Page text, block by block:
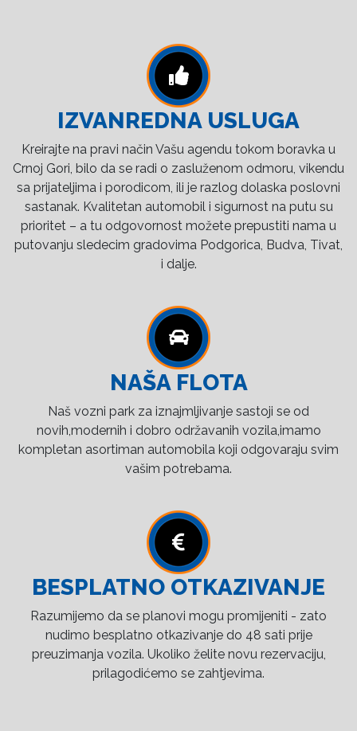
IZVANREDNA USLUGA
Kreirajte na pravi način Vašu agendu tokom boravka u
Crnoj Gori, bilo da se radi o zasluženom odmoru, vikendu
sa prijateljima i porodicom, ili je razlog dolaska poslovni
sastanak. Kvalitetan automobil i sigurnost na putu su
prioritet – a tu odgovornost možete prepustiti nama u
putovanju sledecim gradovima Podgorica, Budva, Tivat,
i dalje.
NAŠA FLOTA
Naš vozni park za iznajmljivanje sastoji se od
novih,modernih i dobro održavanih vozila,imamo
kompletan asortiman automobila koji odgovaraju svim
vašim potrebama.
BESPLATNO OTKAZIVANJE
Razumijemo da se planovi mogu promijeniti - zato
nudimo besplatno otkazivanje do 48 sati prije
preuzimanja vozila. Ukoliko želite novu rezervaciju,
prilagodićemo se zahtjevima.